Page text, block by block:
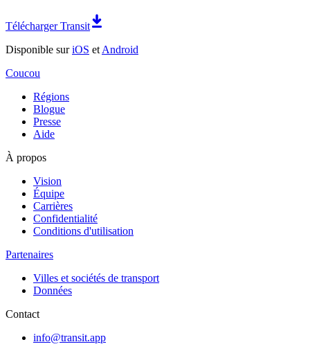
Télécharger Transit
Disponible suriOS et Android
Coucou
Régions
Blogue
Presse
Aide
À propos
Vision
Équipe
Carrières
Confidentialité
Conditions d'utilisation
Partenaires
Villes et sociétés de transport
Données
Contact
info@transit.app